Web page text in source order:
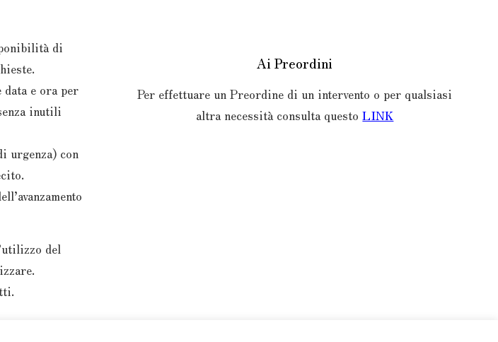
di
e ora per
inutili
urgenza) con
del
Ai Preordini
Per effettuare un Preordine di un intervento o per qualsiasi
altra necessità consulta questoLINK